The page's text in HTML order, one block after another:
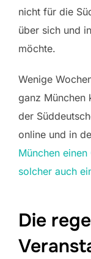
nicht für die
über sich und
möchte.
Wenige
ganz München
der
online und in
München
solcher auch
Die